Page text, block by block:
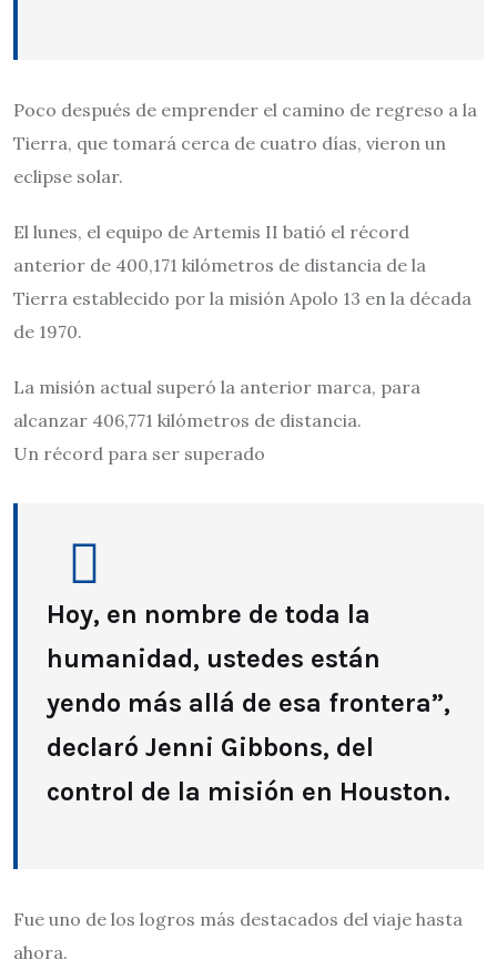
Poco después de emprender el camino de regreso a la
Tierra, que tomará cerca de cuatro días, vieron un
eclipse solar.
El lunes, el equipo de Artemis II batió el récord
anterior de 400,171 kilómetros de distancia de la
Tierra establecido por la misión Apolo 13 en la década
de 1970.
La misión actual superó la anterior marca, para
alcanzar 406,771 kilómetros de distancia.
Un récord para ser superado
Hoy, en nombre de toda la
humanidad, ustedes están
yendo más allá de esa frontera”,
declaró Jenni Gibbons, del
control de la misión en Houston.
Fue uno de los logros más destacados del viaje hasta
ahora.